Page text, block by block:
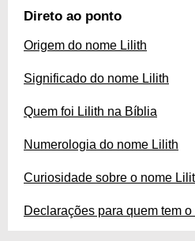
saiba mais sobre o
Direto ao ponto
Origem do nome Lilith
Significado do nome Lilith
Quem foi Lilith na Bíblia
Numerologia do nome Lilith
Curiosidade sobre o nome
Declarações para quem tem